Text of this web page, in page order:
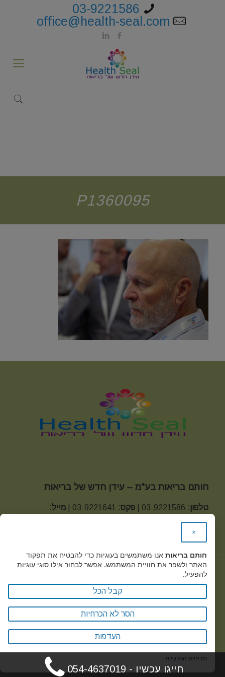
03-9221586
office@health-seal.com
P1360095
חותם בריאות בע"מ – עידן חדש של בריאות
טלפון: פקס:
מייל:
office@health-seal.com
כתובת:
מדיניות הפרטיות -
×
חותם בריאות אנו משתמשים בעוגיות כדי להבטיח את תפקוד
האתר ולשפר את חוויית המשתמש. אפשר לבחור אילו סוגי עוגיות
להפעיל.
קבל הכל
הסר לא הכרחיות
העדפות
מדיניות הפרטיות
חייגו עכשיו - 054-4637019